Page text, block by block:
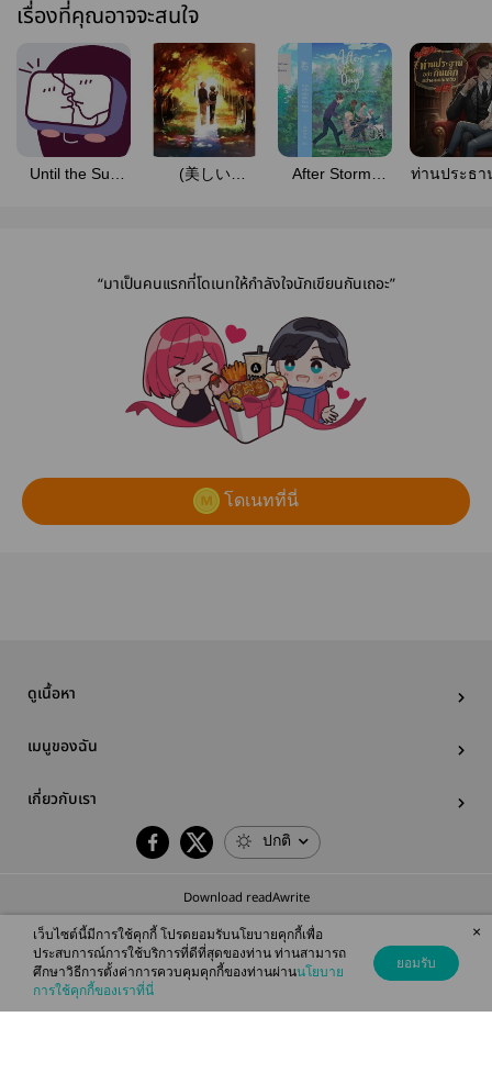
เรื่องที่คุณอาจจะสนใจ
Until the Sun
(美しい
After Stormy
ท่านประธา
“มาเป็นคนแรกที่โดเนทให้กำลังใจนักเขียนกันเถอะ”
โดเนทที่นี่
ดูเนื้อหา
เมนูของฉัน
เกี่ยวกับเรา
ปกติ
Download readAwrite
© 2026 readAwrite.com by MEB Corporation Public Company Limited
This site is protected by reCAPTCHA and the Google
เว็บไซต์นี้มีการใช้คุกกี้ โปรดยอมรับนโยบายคุกกี้เพื่อ
ประสบการณ์การใช้บริการที่ดีที่สุดของท่าน ท่านสามารถ
ศึกษาวิธีการตั้งค่าการควบคุมคุกกี้ของท่านผ่านนโยบาย
การใช้คุกกี้ของเราที่นี่
ยอมรับ
×